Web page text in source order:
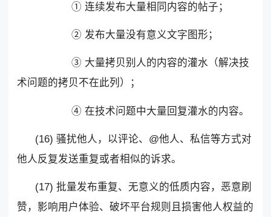
① 连续发布大量相同内容的帖子；
② 发布大量没有意义文字图形；
③ 大量拷贝别人的内容的灌水（解决技
术问题的拷贝不在此列）；
④ 在技术问题中大量回复灌水的内容。
(16) 骚扰他人，以评论、@他人、私信等方式对
他人反复发送重复或者相似的诉求。
(17) 批量发布重复、无意义的低质内容，恶意刷
赞，影响用户体验、破坏平台规则且损害他人权益的